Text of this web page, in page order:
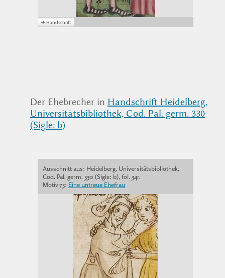
Der Ehebrecher in Handschrift Heidelberg,
Universitätsbibliothek, Cod. Pal. germ. 330
(Sigle: b)
Ausschnitt aus: Heidelberg, Universitätsbibliothek,
Cod. Pal. germ. 330 (Sigle: b), fol. 34r.
Motiv 73: Eine untreue Ehefrau